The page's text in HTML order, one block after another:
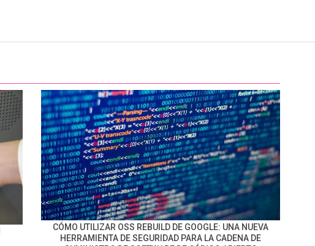
CÓMO UTILIZAR OSS REBUILD DE GOOGLE: UNA NUEVA
HERRAMIENTA DE SEGURIDAD PARA LA CADENA DE